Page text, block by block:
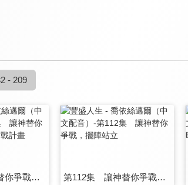
- 209
第111集 讓神替你爭戰，尋求神的作戰計畫 第112集 讓神替你爭戰，擺陣站立